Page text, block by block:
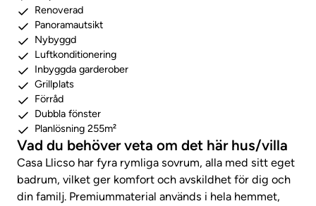
Renoverad
Panoramautsikt
Nybyggd
Luftkonditionering
Inbyggda garderober
Grillplats
Förråd
Dubbla fönster
Planlösning 255m²
Vad du behöver veta om det här hus/villa
Casa Llicso har fyra rymliga sovrum, alla med sitt eget
badrum, vilket ger komfort och avskildhet för dig och
din familj. Premiummaterial används i hela hemmet,